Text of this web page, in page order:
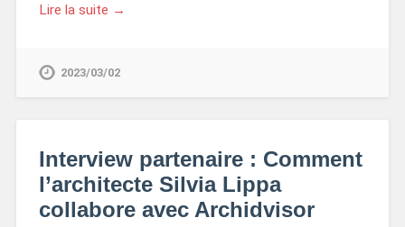
Lire la suite →
2023/03/02
Interview partenaire : Comment
l’architecte Silvia Lippa
collabore avec Archidvisor